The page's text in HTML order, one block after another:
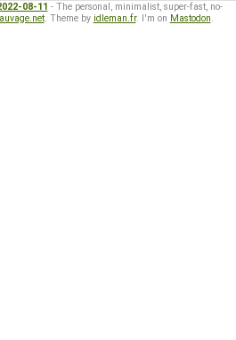
08-11 - The personal, minimalist, super-fast, no-
. Theme by idleman.fr. I'm on Mastodon.